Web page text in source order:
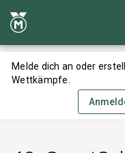
Melde dich an oder
Wettkämpfe.